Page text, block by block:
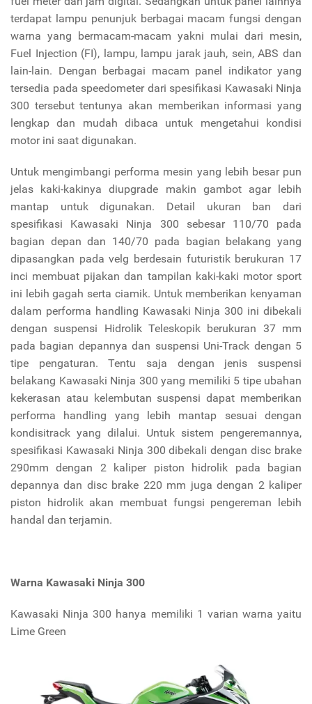
terdapat lampu penunjuk berbagai macam fungsi dengan
warna yang bermacam-macam yakni mulai dari mesin,
Fuel Injection (FI), lampu, lampu jarak jauh, sein, ABS dan
lain-lain. Dengan berbagai macam panel indikator yang
tersedia pada speedometer dari spesifikasi Kawasaki Ninja
300 tersebut tentunya akan memberikan informasi yang
lengkap dan mudah dibaca untuk mengetahui kondisi
motor ini saat digunakan.
Untuk mengimbangi performa mesin yang lebih besar pun
jelas kaki-kakinya diupgrade makin gambot agar lebih
mantap untuk digunakan. Detail ukuran ban dari
spesifikasi Kawasaki Ninja 300 sebesar 110/70 pada
bagian depan dan 140/70 pada bagian belakang yang
dipasangkan pada velg berdesain futuristik berukuran 17
inci membuat pijakan dan tampilan kaki-kaki motor sport
ini lebih gagah serta ciamik. Untuk memberikan kenyaman
dalam performa handling Kawasaki Ninja 300 ini dibekali
dengan suspensi Hidrolik Teleskopik berukuran 37 mm
pada bagian depannya dan suspensi Uni-Track dengan 5
tipe pengaturan. Tentu saja dengan jenis suspensi
belakang Kawasaki Ninja 300 yang memiliki 5 tipe ubahan
kekerasan atau kelembutan suspensi dapat memberikan
performa handling yang lebih mantap sesuai dengan
kondisitrack yang dilalui. Untuk sistem pengeremannya,
spesifikasi Kawasaki Ninja 300 dibekali dengan disc brake
290mm dengan 2 kaliper piston hidrolik pada bagian
depannya dan disc brake 220 mm juga dengan 2 kaliper
piston hidrolik akan membuat fungsi pengereman lebih
handal dan terjamin.
Warna Kawasaki Ninja 300
Kawasaki Ninja 300 hanya memiliki 1 varian warna yaitu
Lime Green